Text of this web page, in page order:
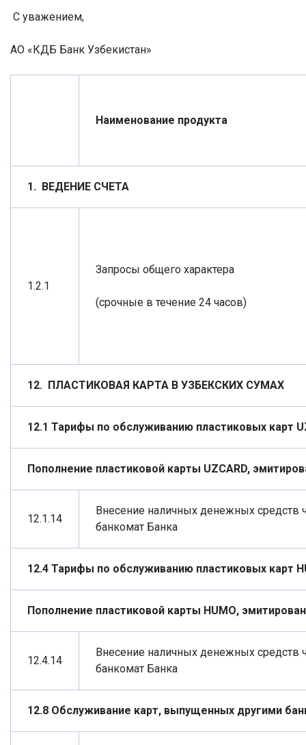
С уважением,
АО «КДБ Банк Узбекистан»
Наименование продукта
1 . ВЕДЕНИЕ СЧЕТА
1.2.1
Запросы общего характера
(срочные в течение 24 часов)
12. ПЛАСТИКОВАЯ КАРТА В УЗБЕКСКИХ СУМАХ
12.1 Тарифы по обслуживанию пластиковых карт
Пополнение пластиковой карты UZCARD,
12.1.14
Внесение наличных денежных средств
банкомат Банка
12.4 Тарифы по обслуживанию пластиковых карт
Пополнение пластиковой карты HUMO,
12.4.14
Внесение наличных денежных средств
банкомат Банка
12.8 Обслуживание карт, выпущенных другими